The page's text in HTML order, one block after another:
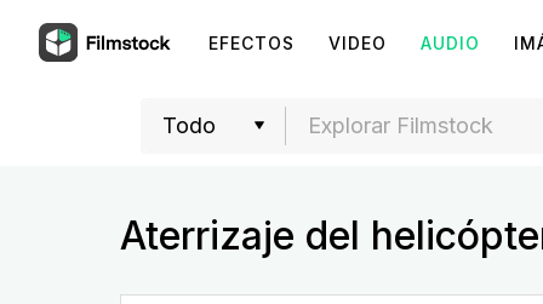
EFECTOS VIDEO AUDIO
Aterrizaje del